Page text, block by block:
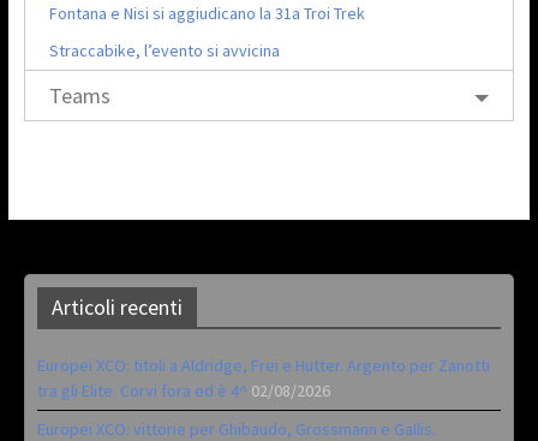
Fontana e Nisi si aggiudicano la 31a Troi Trek
Straccabike, l’evento si avvicina
Teams
Articoli recenti
Europei XCO: titoli a Aldridge, Frei e Hutter. Argento per Zanotti
tra gli Elite. Corvi fora ed è 4^ 02/08/2026
Europei XCO: vittorie per Ghibaudo, Grossmann e Gallis.